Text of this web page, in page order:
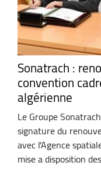
Sonatrach :
convention
algérienne
Le Groupe
signature du
avec l'Agence
mise a disposition